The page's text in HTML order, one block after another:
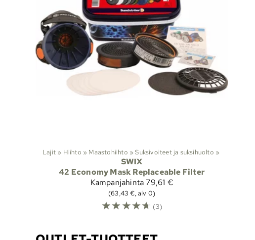
Lajit ‪» Hiihto ‪» Maastohiihto ‪»Suksivoiteet ja suksihuolto ‪»
SWIX
42 Economy Mask Replaceable Filter
Kampanjahinta79,61 €
(63,43 €, alv 0)
☆☆☆☆☆ (3)